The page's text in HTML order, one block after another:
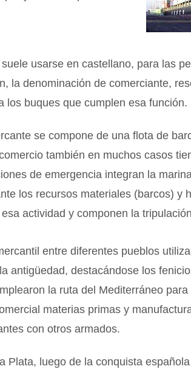
usarse en castellano, para las
la denominación de comerciante,
los buques que cumplen esa función.
se compone de una flota de
también en muchos casos
de emergencia integran la
los recursos materiales (barcos) y
actividad y componen la
entre diferentes pueblos
antigüedad, destacándose los
la ruta del Mediterráneo
materias primas y
con otros armados.
Plata, luego de la conquista